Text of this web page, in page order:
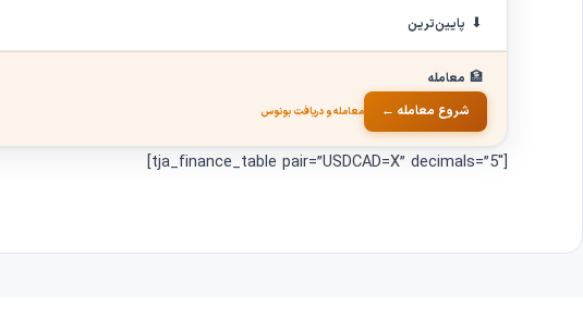
⬇ پایین‌ترین
🏦 معامله
شروع معامله ←
معامله و دریافت بونوس
[tja_finance_table pair=”USDCAD=X” decimals=”5″]